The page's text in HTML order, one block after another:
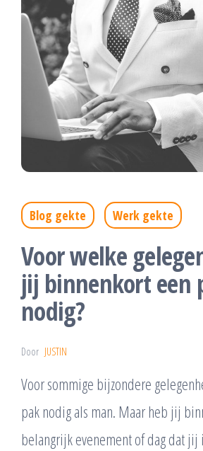
Blog gekte Werk gekte
Voor welke
jij binnenkort een
nodig?
Door JUSTIN
Voor sommige bijzondere
pak nodig als man. Maar heb jij
belangrijk evenement of dag dat